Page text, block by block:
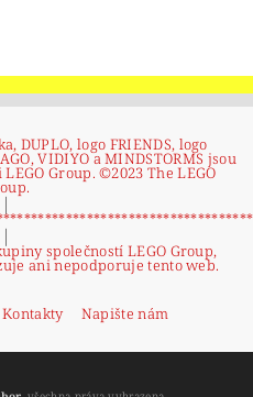
DUPLO, logo FRIENDS, logo
VIDIYO a MINDSTORMS jsou
Group. ©2023 The LEGO
|
|
společností LEGO Group,
ani nepodporuje tento web.
Kontakty Napište nám